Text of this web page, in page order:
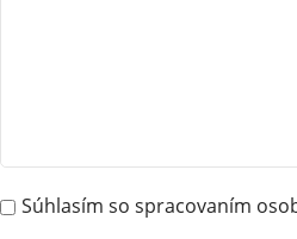
Súhlasím so spracovaním